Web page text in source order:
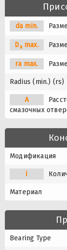
da min.
Damax.
ra max.
Radius (min.) (rs)
A
смазочных
Модификация
i
Материал
Bearing Type